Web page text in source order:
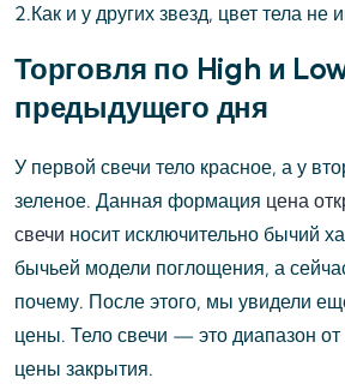
2.Как и у других звезд, цвет тела не
Торговля по High и
предыдущего дня
У первой свечи тело красное, а у
зеленое. Данная формация цена
свечи носит исключительно бычий
бычьей модели поглощения, а
почему. После этого, мы увидели
цены. Тело свечи — это диапазон
цены закрытия.